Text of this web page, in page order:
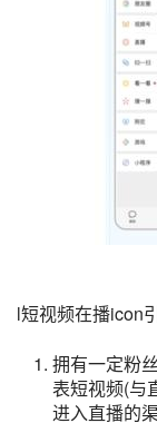
l短视频在播icon引
拥有一定粉
表短视频(与
进入直播的